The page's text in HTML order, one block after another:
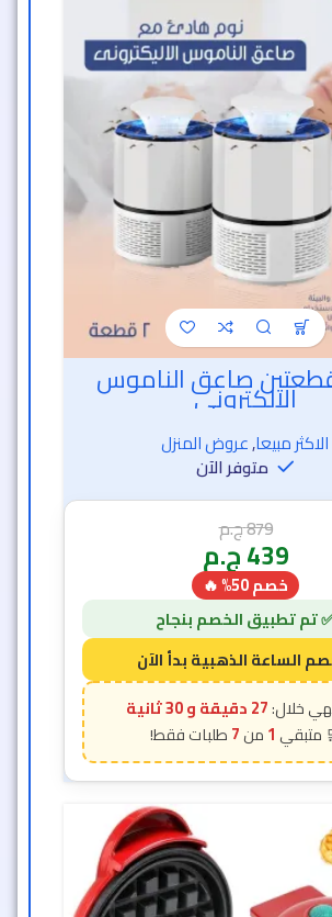
صاعق الناموس
الالكترونى
الاكثر مبيعا,عروض المنزل
متوفر الآن
879ج.م
439ج.م
خصم 50% 🔥
27 دقيقة و 26 ثانية
1
7